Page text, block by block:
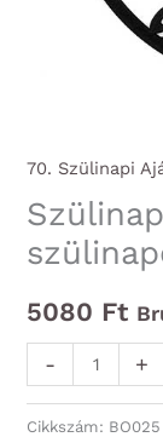
70. Szülinapi
5080 Ft
-
Szülinapi
Ajándék
-
+
Cikkszám: BO025